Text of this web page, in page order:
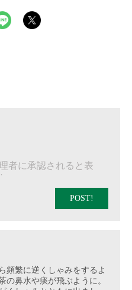
POST!
頻繁に逆くしゃみをするよ
の鼻水や痰が飛ぶように。